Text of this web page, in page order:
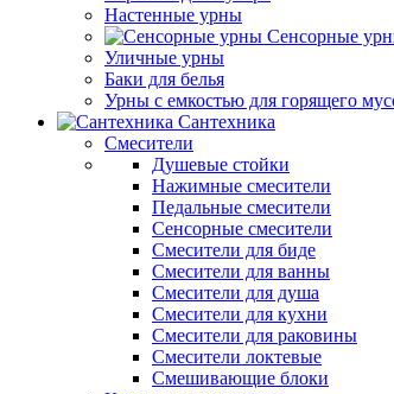
Настенные урны
Сенсорные
Уличные урны
Баки для белья
Урны с емкостью для горящего
Сантехника
Смесители
Душевые стойки
Нажимные смесители
Педальные смесители
Сенсорные смесители
Смесители для биде
Смесители для ванны
Смесители для душа
Смесители для кухни
Смесители для раковины
Смесители локтевые
Смешивающие блоки